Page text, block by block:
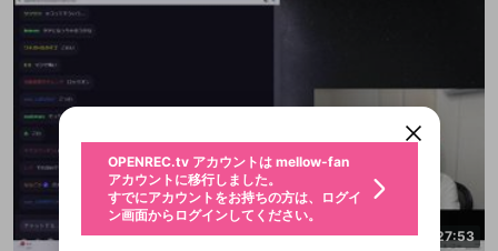
2:27:53
ブレイクタイム広告
新規登録
メールアドレスで新規登録
@ ログイン
メールアドレスでログイン
ログイン
OPENREC.tv アカウントは mellow-fan
アカウントに移行しました。
すでにアカウントをお持ちの方は、ログイ
ン画面からログインしてください。
年 月
生年月は登録後に変更できません。
認証コードの入力
不適切なユーザーとして報告しま
すか？
問題を選択してください
サブスクシェア